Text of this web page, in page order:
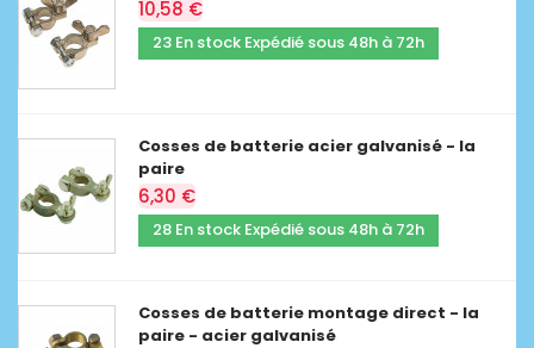
10,58 €
23 En stock Expédié sous 48h à 72h
Cosses de batterie acier galvanisé - la
paire
6,30 €
28 En stock Expédié sous 48h à 72h
Cosses de batterie montage direct - la
paire - acier galvanisé